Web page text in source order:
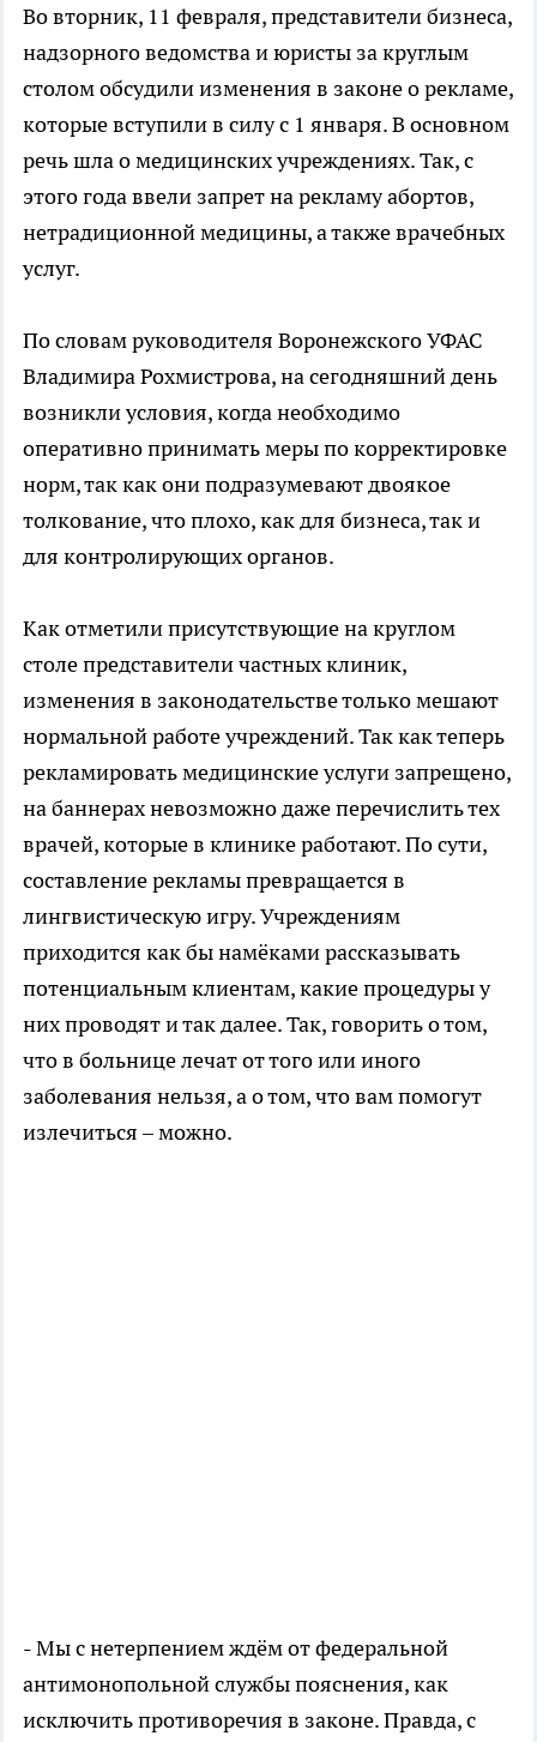
Во вторник, 11 февраля, представители бизнеса,
надзорного ведомства и юристы за круглым
столом обсудили изменения в законе о рекламе,
которые вступили в силу с 1 января. В основном
речь шла о медицинских учреждениях. Так, с
этого года ввели запрет на рекламу абортов,
нетрадиционной медицины, а также врачебных
услуг.
По словам руководителя Воронежского УФАС
Владимира Рохмистрова, на сегодняшний день
возникли условия, когда необходимо
оперативно принимать меры по корректировке
норм, так как они подразумевают двоякое
толкование, что плохо, как для бизнеса, так и
для контролирующих органов.
Как отметили присутствующие на круглом
столе представители частных клиник,
изменения в законодательстве только мешают
нормальной работе учреждений. Так как теперь
рекламировать медицинские услуги запрещено,
на баннерах невозможно даже перечислить тех
врачей, которые в клинике работают. По сути,
составление рекламы превращается в
лингвистическую игру. Учреждениям
приходится как бы намёками рассказывать
потенциальным клиентам, какие процедуры у
них проводят и так далее. Так, говорить о том,
что в больнице лечат от того или иного
заболевания нельзя, а о том, что вам помогут
излечиться – можно.
- Мы с нетерпением ждём от федеральной
антимонопольной службы пояснения, как
исключить противоречия в законе. Правда, с